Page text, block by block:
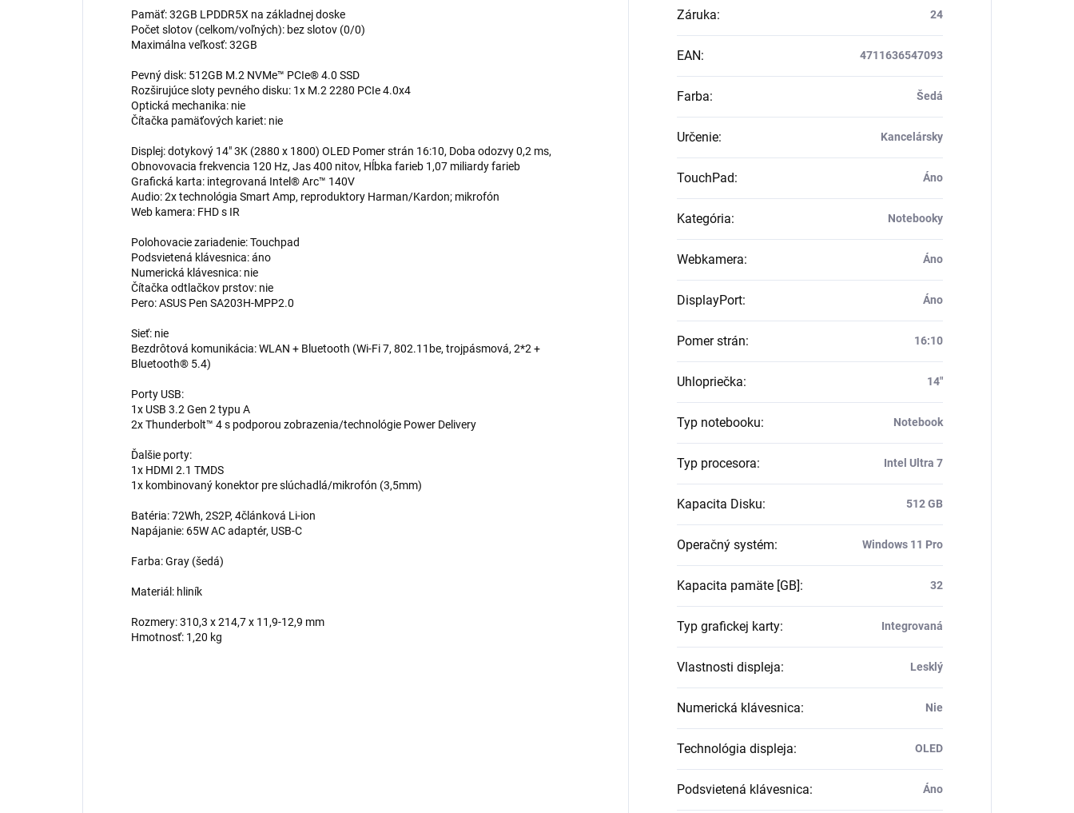
Pamäť: 32GB LPDDR5X na základnej doske
Počet slotov (celkom/voľných): bez slotov (0/0)
Maximálna veľkosť: 32GB
Pevný disk: 512GB M.2 NVMe™ PCIe® 4.0 SSD
Rozširujúce sloty pevného disku: 1x M.2 2280 PCIe 4.0x4
Optická mechanika: nie
Čítačka pamäťových kariet: nie
Displej: dotykový 14" 3K (2880 x 1800) OLED Pomer strán 16:10, Doba odozvy 0,2 ms,
Obnovovacia frekvencia 120 Hz, Jas 400 nitov, Hĺbka farieb 1,07 miliardy farieb
Grafická karta: integrovaná Intel® Arc™ 140V
Audio: 2x technológia Smart Amp, reproduktory Harman/Kardon; mikrofón
Web kamera: FHD s IR
Polohovacie zariadenie: Touchpad
Podsvietená klávesnica: áno
Numerická klávesnica: nie
Čítačka odtlačkov prstov: nie
Pero: ASUS Pen SA203H-MPP2.0
Sieť: nie
Bezdrôtová komunikácia: WLAN + Bluetooth (Wi-Fi 7, 802.11be, trojpásmová, 2*2 +
Bluetooth® 5.4)
Porty USB:
1x USB 3.2 Gen 2 typu A
2x Thunderbolt™ 4 s podporou zobrazenia/technológie Power Delivery
Ďalšie porty:
1x HDMI 2.1 TMDS
1x kombinovaný konektor pre slúchadlá/mikrofón (3,5mm)
Batéria: 72Wh, 2S2P, 4článková Li-ion
Napájanie: 65W AC adaptér, USB-C
Farba: Gray (šedá)
Materiál: hliník
Rozmery: 310,3 x 214,7 x 11,9-12,9 mm
Hmotnosť: 1,20 kg
Záruka: 24
EAN: 4711636547093
Farba: Šedá
Určenie: Kancelársky
TouchPad: Áno
Kategória: Notebooky
Webkamera: Áno
DisplayPort: Áno
Pomer strán: 16:10
Uhlopriečka: 14"
Typ notebooku: Notebook
Typ procesora: Intel Ultra 7
Kapacita Disku: 512 GB
Operačný systém: Windows 11 Pro
Kapacita pamäte [GB]: 32
Typ grafickej karty: Integrovaná
Vlastnosti displeja: Lesklý
Numerická klávesnica: Nie
Technológia displeja: OLED
Podsvietená klávesnica: Áno